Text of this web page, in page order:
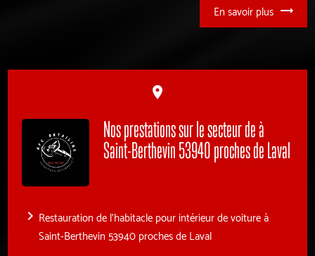
En savoir plus
place
Nos prestations sur le secteur de à
Saint-Berthevin 53940 proches de Laval
navigate_next Restauration de l'habitacle pour intérieur de voiture à
Saint-Berthevin 53940 proches de Laval